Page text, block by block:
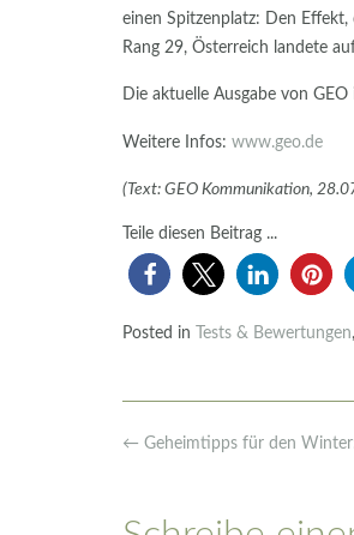
einen Spitzenplatz: Den
Rang 29, Österreich landete
Die aktuelle Ausgabe von
Weitere Infos: www.geo.de
(Text: GEO Kommunikation,
Teile diesen Beitrag ...
Posted in Tests & Bewertungen,
Post
← Geheimtipps für den